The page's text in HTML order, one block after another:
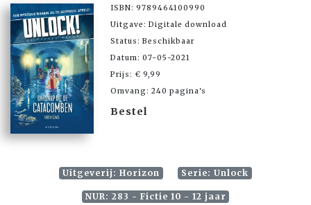
ISBN: 9789464100990
Uitgave: Digitale download
Status: Beschikbaar
Datum: 07-05-2021
Prijs: € 9,99
Omvang: 240 pagina's
Bestel
Uitgeverij: Horizon Serie: Unlock
NUR: 283 - Fictie 10 - 12 jaar